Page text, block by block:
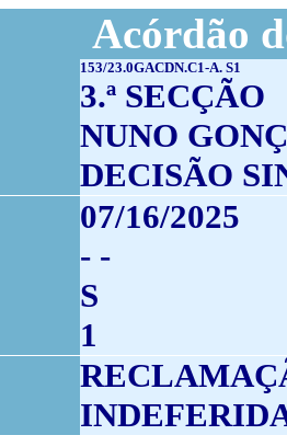
Acórdão
153/23.0GACDN.C1-A. S1
3.ª SECÇÃO
NUNO
DECISÃO
07/16/2025
- -
S
1